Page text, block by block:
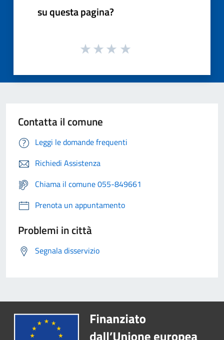
su questa pagina?
Contatta il comune
Leggi le domande frequenti
Richiedi Assistenza
Chiama il comune 055-849661
Prenota un appuntamento
Problemi in città
Segnala disservizio